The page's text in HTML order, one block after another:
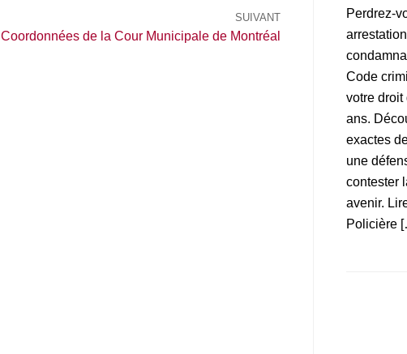
SUIVANT
Coordonnées de la Cour Municipale de Montréal
Perdrez-
Code
votre
ans.
exactes
une
contester
avenir.
Policière